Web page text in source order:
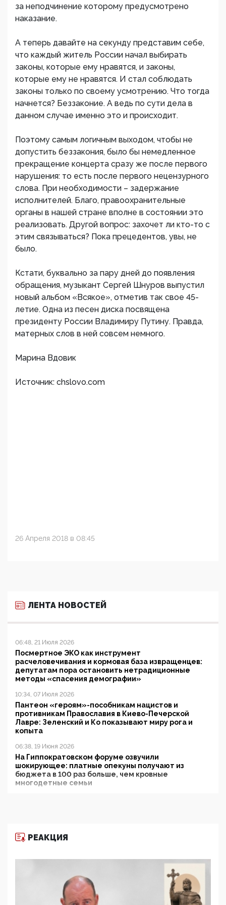
за неподчинение которому предусмотрено
наказание.
А теперь давайте на секунду представим себе,
что каждый житель России начал выбирать
законы, которые ему нравятся, и законы,
которые ему не нравятся. И стал соблюдать
законы только по своему усмотрению. Что тогда
начнется? Беззаконие. А ведь по сути дела в
данном случае именно это и происходит.
Поэтому самым логичным выходом, чтобы не
допустить беззакония, было бы немедленное
прекращение концерта сразу же после первого
нарушения: то есть после первого нецензурного
слова. При необходимости – задержание
исполнителей. Благо, правоохранительные
органы в нашей стране вполне в состоянии это
реализовать. Другой вопрос: захочет ли кто-то с
этим связываться? Пока прецедентов, увы, не
было.
Кстати, буквально за пару дней до появления
обращения, музыкант Сергей Шнуров выпустил
новый альбом «Всякое», отметив так свое 45-
летие. Одна из песен диска посвящена
президенту России Владимиру Путину. Правда,
матерных слов в ней совсем немного.
Марина Вдовик
Источник: chslovo.com
26 Апреля 2018 в 08:45
ЛЕНТА НОВОСТЕЙ
06:48, 21 Июля 2026
Посмертное ЭКО как инструмент
расчеловечивания и кормовая база извращенцев:
депутатам пора остановить нетрадиционные
методы «спасения демографии»
10:34, 07 Июля 2026
Пантеон «героям»-пособникам нацистов и
противникам Православия в Киево-Печерской
Лавре: Зеленский и Ко показывают миру рога и
копыта
06:38, 19 Июня 2026
На Гиппократовском форуме озвучили
шокирующее: платные опекуны получают из
бюджета в 100 раз больше, чем кровные
многодетные семьи
11:53, 09 Июня 2026
деятельность ИИТО ЮНЕСКО в России, но
цифроглобалисты продолжают определять
повестку в образовании
09:43, 01 Июня 2026
РЕАКЦИЯ